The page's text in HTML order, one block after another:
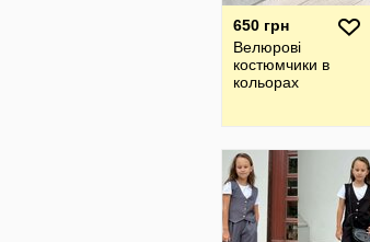
650 грн
Велюрові
костюмчики в
кольорах